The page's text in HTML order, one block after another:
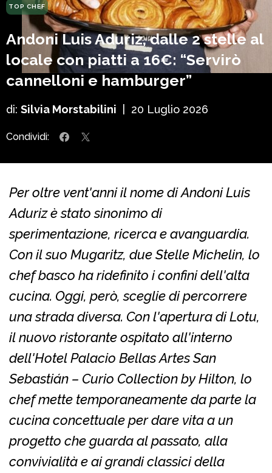
TOP CHEF
Andoni Luis Aduriz, dalle 2 stelle al
locale con piatti a 16€: “Servirò
cannelloni e hamburger”
di: Silvia Morstabilini 20 Luglio 2026
Condividi:
Per oltre vent'anni il nome di Andoni Luis
Aduriz è stato sinonimo di
sperimentazione, ricerca e avanguardia.
Con il suo Mugaritz, due Stelle Michelin, lo
chef basco ha ridefinito i confini dell'alta
cucina. Oggi, però, sceglie di percorrere
una strada diversa. Con l'apertura di Lotu,
il nuovo ristorante ospitato all'interno
dell'Hotel Palacio Bellas Artes San
Sebastián – Curio Collection by Hilton, lo
chef mette temporaneamente da parte la
cucina concettuale per dare vita a un
progetto che guarda al passato, alla
convivialità e ai grandi classici della